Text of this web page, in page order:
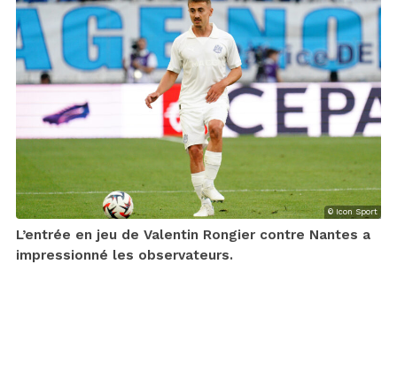
© Icon Sport
L’entrée en jeu de Valentin Rongier contre Nantes a
impressionné les observateurs.